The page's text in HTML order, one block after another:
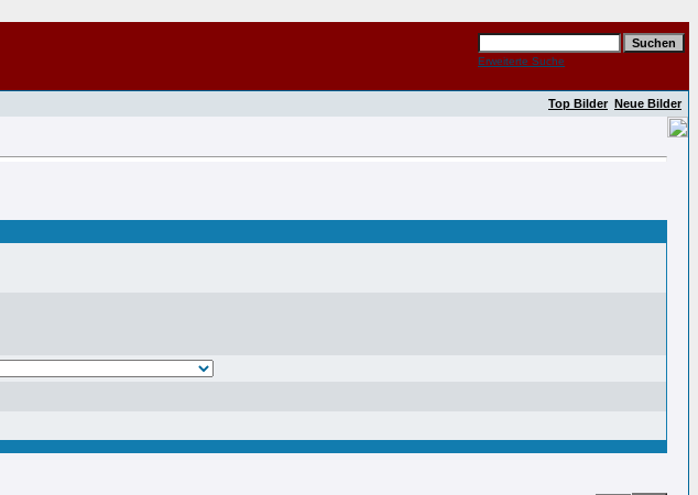
Erweiterte Suche
Top Bilder Neue Bilder